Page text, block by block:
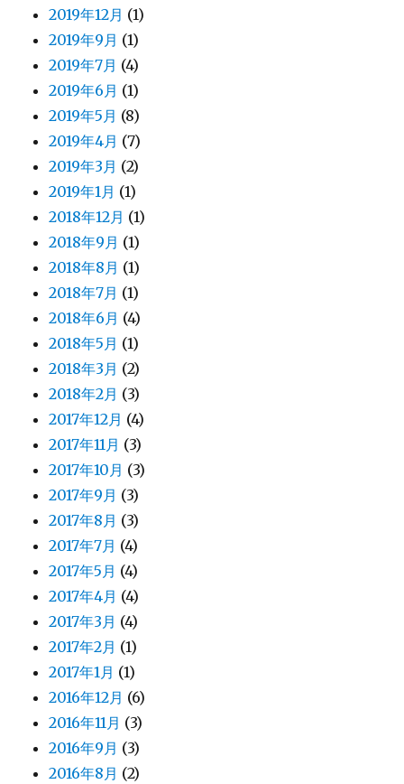
2019年12月 (1)
2019年9月 (1)
2019年7月 (4)
2019年6月 (1)
2019年5月 (8)
2019年4月 (7)
2019年3月 (2)
2019年1月 (1)
2018年12月 (1)
2018年9月 (1)
2018年8月 (1)
2018年7月 (1)
2018年6月 (4)
2018年5月 (1)
2018年3月 (2)
2018年2月 (3)
2017年12月 (4)
2017年11月 (3)
2017年10月 (3)
2017年9月 (3)
2017年8月 (3)
2017年7月 (4)
2017年5月 (4)
2017年4月 (4)
2017年3月 (4)
2017年2月 (1)
2017年1月 (1)
2016年12月 (6)
2016年11月 (3)
2016年9月 (3)
2016年8月 (2)